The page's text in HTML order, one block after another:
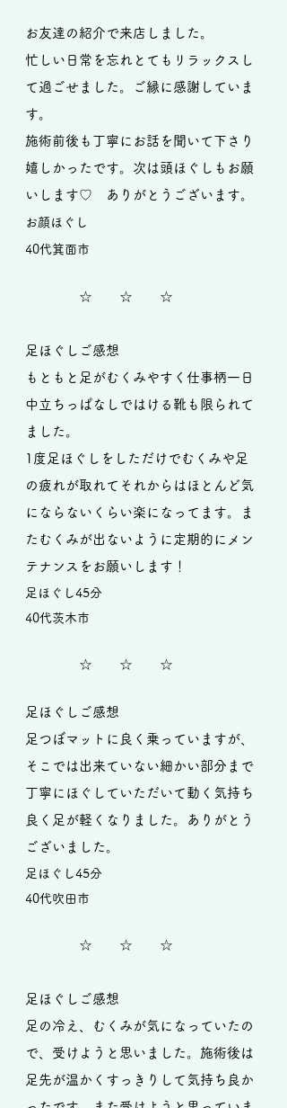
お友達の紹介で来店しました。
忙しい日常を忘れとてもリラックスし
て過ごせました。ご縁に感謝していま
す。
施術前後も丁寧にお話を聞いて下さり
嬉しかったです。次は頭ほぐしもお願
いします♡ ありがとうございます。
お顔ほぐし
40代箕面市
☆ ☆ ☆
足ほぐしご感想
もともと足がむくみやすく仕事柄一日
中立ちっぱなしではける靴も限られて
ました。
1度足ほぐしをしただけでむくみや足
の疲れが取れてそれからはほとんど気
にならないくらい楽になってます。ま
たむくみが出ないように定期的にメン
テナンスをお願いします！
足ほぐし45分​
40代茨木市
​ ☆ ☆ ☆
足ほぐしご感想
足つぼマットに良く乗っていますが、
そこでは出来ていない細かい部分まで
丁寧にほぐしていただいて動く気持ち
良く足が軽くなりました。ありがとう
ございました。
足ほぐし45分
40代吹田 市
☆ ☆ ☆
足ほぐしご感想
足の冷え、むくみが気になっていたの
で、受けようと思いました。施術後は
足先が温かくすっきりして気持ち良か